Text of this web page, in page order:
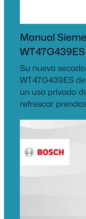
Manual
WT47G439ES
Su nueva
WT47G439ES
un uso privado
refrescar